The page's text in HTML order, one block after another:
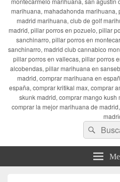
marihuana, mahadahonda
madrid marihuana, club de golf
madrid, pillar porros en pozuelo, pillar
sanchinarro, pillar porros en
sanchinarro, madrid club cannabico
pillar porros en vallecas, pillar porros
alcobendas, pillar marihuana en
madrid, comprar marihuana en
españa, comprar kritikal max, comprar
skunk madrid, comprar mango
comprar la mejor marihuana de
Buscar
por: